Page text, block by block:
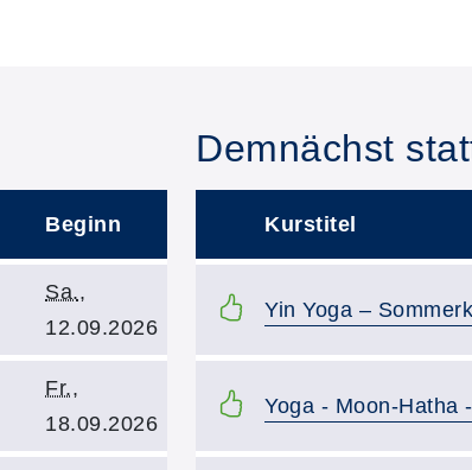
Beginn
Kursbeginn:
Sa.,
12.09.2026
Kursbeginn:
Fr.,
18.09.2026
Demnächst
Kurstitel
Kurstitel:
Yin Yoga –
Kurstitel:
Yoga - Moon-Hatha